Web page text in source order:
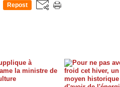
Repost